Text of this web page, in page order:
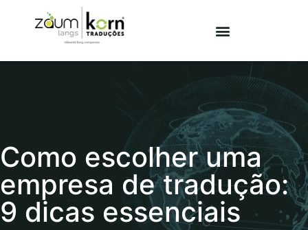
Como escolher uma
empresa de tradução:
9 dicas essenciais